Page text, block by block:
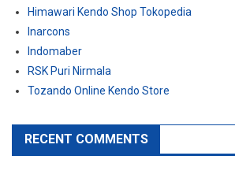
Himawari Kendo Shop Tokopedia
Inarcons
Indomaber
RSK Puri Nirmala
Tozando Online Kendo Store
RECENT COMMENTS